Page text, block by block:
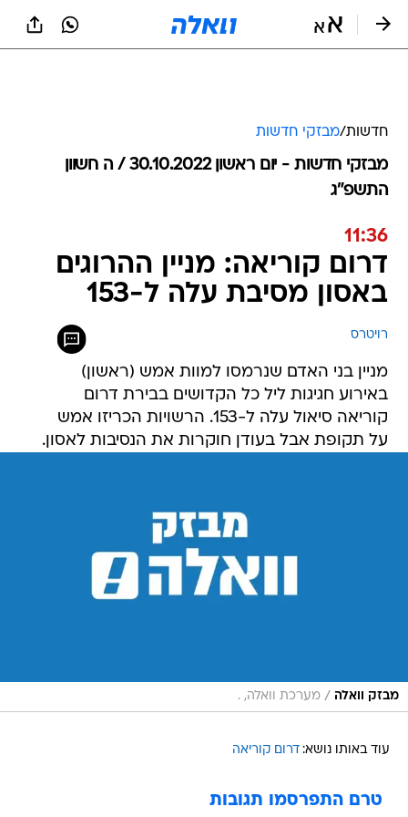
חדשות/מבזקי חדשות
מבזקי חדשות - יום ראשון 30.10.2022 / ה חשוון
התשפ"ג
11:36
דרום קוריאה: מניין ההרוגים
באסון מסיבת עלה ל-153
רויטרס
מניין בני האדם שנרמסו למוות אמש (ראשון)
באירוע חגיגות ליל כל הקדושים בבירת דרום
קוריאה סיאול עלה ל-153. הרשויות הכריזו אמש
על תקופת אבל בעודן חוקרות את הנסיבות לאסון.
מבזק וואלה / מערכת וואלה, .
עוד באותו נושא: דרום קוריאה
טרם התפרסמו תגובות